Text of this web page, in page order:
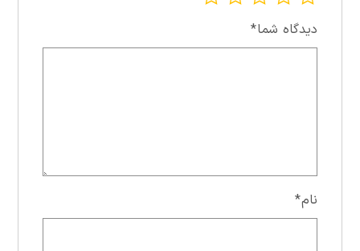
دیدگاه شما*
نام*